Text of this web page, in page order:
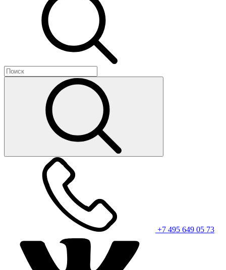
+7 495 649 05 73